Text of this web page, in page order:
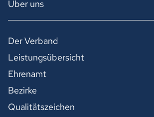
Über uns
Der Verband
Leistungsübersicht
Ehrenamt
Bezirke
Qualitätszeichen